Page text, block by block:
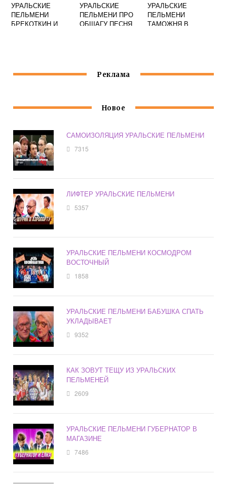
УРАЛЬСКИЕ
ПЕЛЬМЕНИ
БРЕКОТКИН И
УРАЛЬСКИЕ
ПЕЛЬМЕНИ ПРО
ОБЩАГУ ПЕСНЯ
УРАЛЬСКИЕ
ПЕЛЬМЕНИ
ТАМОЖНЯ В
Реклама
Новое
САМОИЗОЛЯЦИЯ УРАЛЬСКИЕ ПЕЛЬМЕНИ
7315
ЛИФТЕР УРАЛЬСКИЕ ПЕЛЬМЕНИ
5357
УРАЛЬСКИЕ ПЕЛЬМЕНИ КОСМОДРОМ
ВОСТОЧНЫЙ
1858
УРАЛЬСКИЕ ПЕЛЬМЕНИ БАБУШКА СПАТЬ
УКЛАДЫВАЕТ
9352
КАК ЗОВУТ ТЕЩУ ИЗ УРАЛЬСКИХ
ПЕЛЬМЕНЕЙ
2609
УРАЛЬСКИЕ ПЕЛЬМЕНИ ГУБЕРНАТОР В
МАГАЗИНЕ
7486